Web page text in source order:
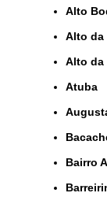
Alto
Alto
Alto
Atuba
Bairro